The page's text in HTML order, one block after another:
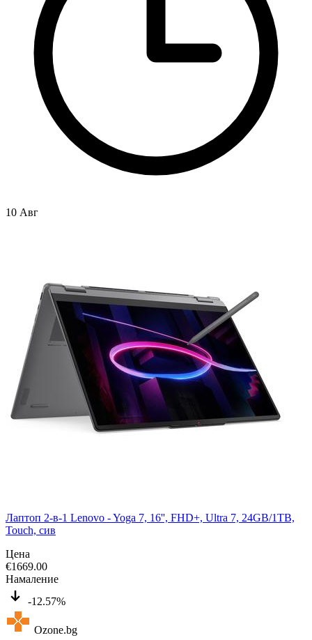
10 Авг
Лаптоп 2-в-1 Lenovo - Yoga 7, 16'', FHD+, Ultra 7, 24GB/1TB,
Touch, сив
Цена
€1669.00
Намаление
-12.57%
Ozone.bg